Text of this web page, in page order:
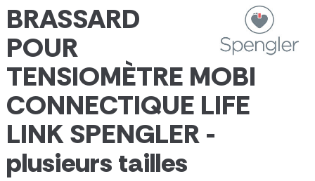
BRASSARD
POUR
TENSIOMÈTRE MOBI
CONNECTIQUE LIFE
LINK SPENGLER -
plusieurs tailles